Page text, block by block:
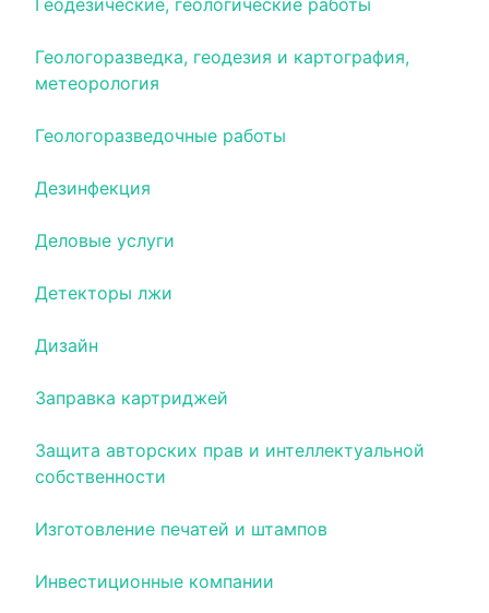
Геодезические, геологические работы
Геологоразведка, геодезия и картография,
метеорология
Геологоразведочные работы
Дезинфекция
Деловые услуги
Детекторы лжи
Дизайн
Заправка картриджей
Защита авторских прав и интеллектуальной
собственности
Изготовление печатей и штампов
Инвестиционные компании